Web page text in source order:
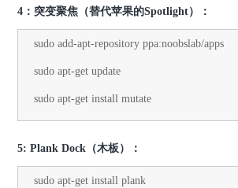
4：突变聚焦（替代苹果的Spotlight）：
sudo add-apt-repository ppa:noobslab/apps
sudo apt-get update
sudo apt-get install mutate
5: Plank Dock（木板）：
sudo apt-get install plank